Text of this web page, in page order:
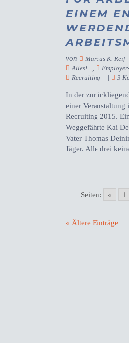
EINEM
von Marcus K. Reif
Alles!
Recruiting | 3
In der
einer Veranstaltung
Recruiting 2015.
Weggefährte Kai
Vater Thomas
Jäger. Alle drei
Seiten: « 1
« Ältere Einträge